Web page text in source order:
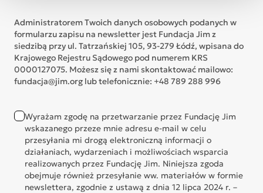
Administratorem Twoich danych osobowych podanych w
formularzu zapisu na newsletter jest Fundacja Jim z
siedzibą przy ul. Tatrzańskiej 105, 93-279 Łódź, wpisana do
Krajowego Rejestru Sądowego pod numerem KRS
0000127075. Możesz się z nami skontaktować mailowo:
fundacja@jim.org lub telefonicznie: +48 789 288 996
Wyrażam zgodę na przetwarzanie przez Fundację Jim
wskazanego przeze mnie adresu e-mail w celu
przesyłania mi drogą elektroniczną informacji o
działaniach, wydarzeniach i możliwościach wsparcia
realizowanych przez Fundację Jim. Niniejsza zgoda
obejmuje również przesyłanie ww. materiałów w formie
newslettera, zgodnie z ustawą z dnia 12 lipca 2024 r. –